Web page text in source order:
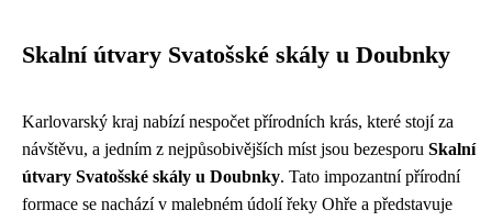
Skalní útvary Svatošské skály u Doubnky
Karlovarský kraj nabízí nespočet přírodních krás, které stojí za
návštěvu, a jedním z nejpůsobivějších míst jsou bezesporu Skalní
útvary Svatošské skály u Doubnky. Tato impozantní přírodní
formace se nachází v malebném údolí řeky Ohře a představuje